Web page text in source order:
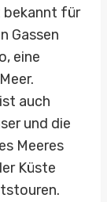
bekannt für
Gassen
eine
auch
und die
Meeres
Küste